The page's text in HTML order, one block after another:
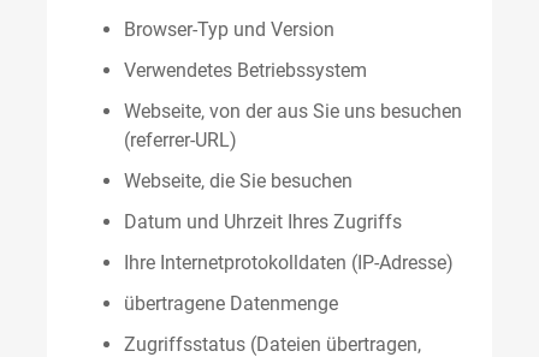
Browser-Typ und Version
Verwendetes Betriebssystem
Webseite, von der aus Sie uns besuchen
(referrer-URL)
Webseite, die Sie besuchen
Datum und Uhrzeit Ihres Zugriffs
Ihre Internetprotokolldaten (IP-Adresse)
übertragene Datenmenge
Zugriffsstatus (Dateien übertragen,